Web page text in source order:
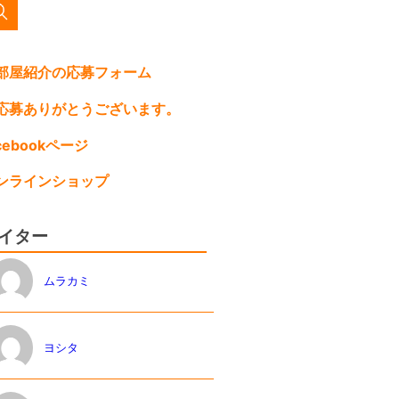
屋紹介の応募フォーム
募ありがとうございます。
ページ
ラインショップ
ター
ムラカミ
ヨシタ